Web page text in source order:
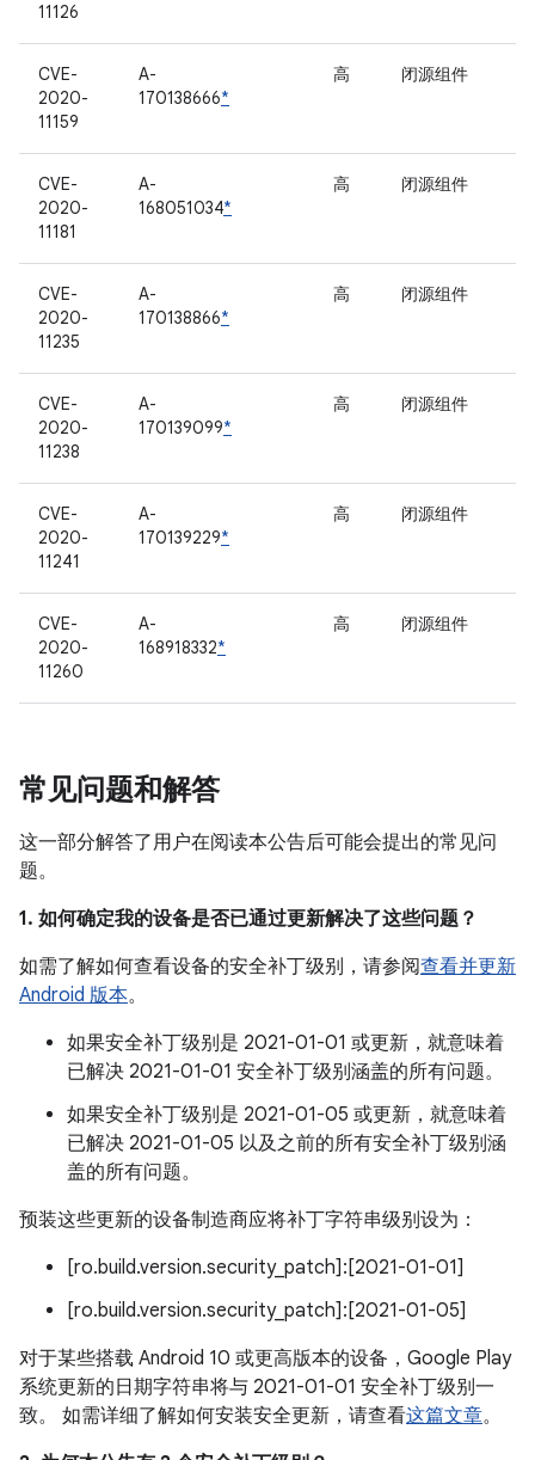
11126
CVE-
2020-
11159
A-
170138666*
高 闭源组件
CVE-
2020-
11181
A-
168051034*
高 闭源组件
CVE-
2020-
11235
A-
170138866*
高 闭源组件
CVE-
2020-
11238
A-
170139099*
高 闭源组件
CVE-
2020-
11241
A-
170139229*
高 闭源组件
CVE-
2020-
11260
A-
168918332*
高 闭源组件
常见问题和解答
这一部分解答了用户在阅读本公告后可能会提出的常见问
题。
1. 如何确定我的设备是否已通过更新解决了这些问题？
如需了解如何查看设备的安全补丁级别，请参阅查看并更新
Android 版本。
如果安全补丁级别是 2021-01-01 或更新，就意味着
已解决 2021-01-01 安全补丁级别涵盖的所有问题。
如果安全补丁级别是 2021-01-05 或更新，就意味着
已解决 2021-01-05 以及之前的所有安全补丁级别涵
盖的所有问题。
预装这些更新的设备制造商应将补丁字符串级别设为：
[ro.build.version.security_patch]:[2021-01-01]
[ro.build.version.security_patch]:[2021-01-05]
对于某些搭载 Android 10 或更高版本的设备，Google Play
系统更新的日期字符串将与 2021-01-01 安全补丁级别一
致。 如需详细了解如何安装安全更新，请查看这篇文章。